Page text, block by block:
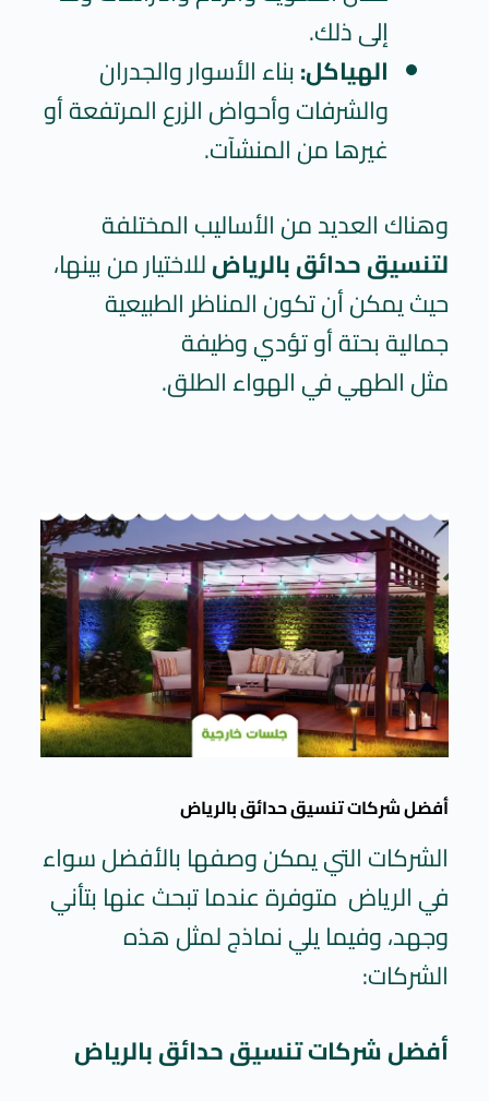
إلى ذلك.
الهياكل:بناء الأسوار والجدران
والشرفات وأحواض الزرع المرتفعة أو
غيرها من المنشآت.
وهناك العديد من الأساليب المختلفة
لتنسيق حدائق بالرياضللاختيار من بينها،
حيث يمكن أن تكون المناظر الطبيعية
جمالية بحتة أو تؤدي وظيفة
مثل الطهي في الهواء الطلق.
أفضل شركات تنسيق حدائق بالرياض
الشركات التي يمكن وصفها بالأفضل سواء
في الرياض متوفرة عندما تبحث عنها بتأني
وجهد، وفيما يلي نماذج لمثل هذه
الشركات:
أفضل شركات تنسيق حدائق بالرياض